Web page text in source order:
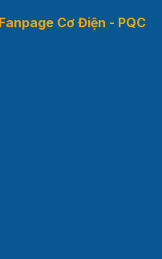
Fanpage Cơ Điện - PQC